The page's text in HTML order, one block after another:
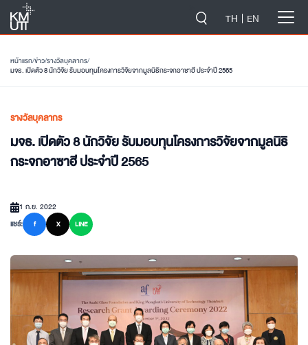
TH EN
หน้าแรก/ข่าว/รางวัลบุคลากร/
มจธ. เปิดตัว 8 นักวิจัย รับมอบทุนโครงการวิจัยจากมูลนิธิกระจกอาซาฮี ประจำปี 2565
รางวัลบุคลากร
มจธ. เปิดตัว 8 นักวิจัย รับมอบทุนโครงการวิจัยจากมูลนิธิ
กระจกอาซาฮี ประจำปี 2565
1 ก.ย. 2022
แชร์:
f X LINE